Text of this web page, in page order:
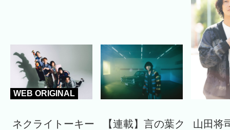
WEB ORIGINAL
ネクライトーキー
【連載】言の葉ク
山田将